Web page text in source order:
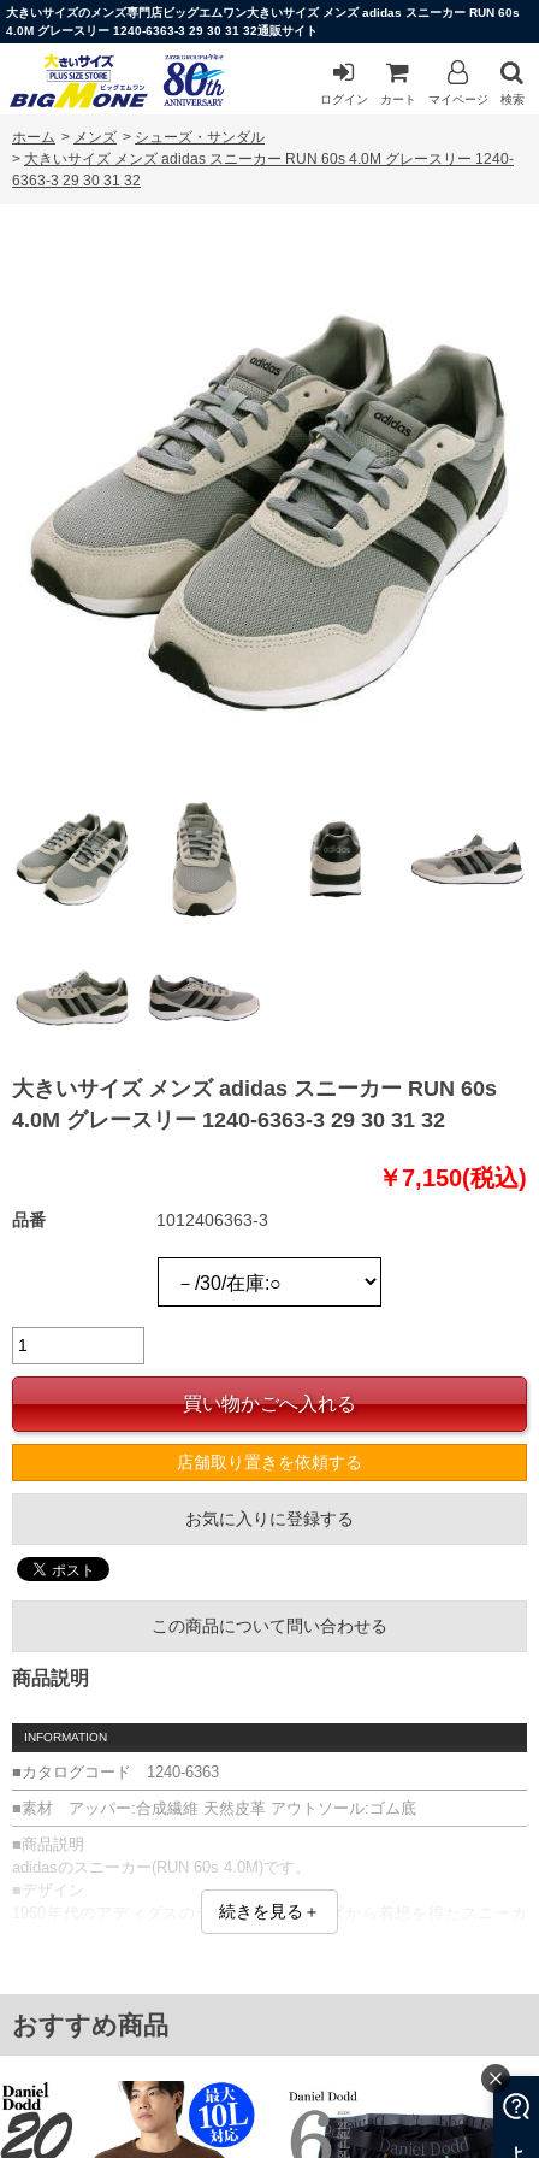
大きいサイズのメンズ専門店ビッグエムワン大きいサイズ メンズ adidas スニーカー RUN 60s
4.0M グレースリー 1240-6363-3 29 30 31 32通販サイト
ログイン カート マイページ 検索
ホーム > メンズ > シューズ・サンダル
> 大きいサイズ メンズ adidas スニーカー RUN 60s 4.0M グレースリー 1240-
6363-3 29 30 31 32
大きいサイズ メンズ adidas スニーカー RUN 60s
4.0M グレースリー 1240-6363-3 29 30 31 32
￥7,150(税込)
品番 1012406363-3
店舗取り置きを依頼する
お気に入りに登録する
この商品について問い合わせる
商品説明
INFORMATION
■カタログコード 1240-6363
■素材 アッパー:合成繊維 天然皮革 アウトソール:ゴム底
■商品説明
adidasのスニーカー(RUN 60s 4.0M)です。
■デザイン
1960年代のアディダスのランニングシューズから着想を得たスニーカ
■素材・機能
・クッション性のあるミッドソールを採用
・ラバーアウトソールが安定したグリップ力を発揮
RUN 60s 4.0M／JR6624
続きを見る＋
おすすめ商品